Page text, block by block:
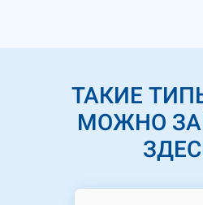
ТАКИЕ
МОЖНО